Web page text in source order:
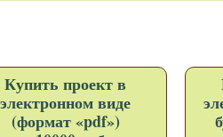
Купить проект в
электронном виде
(формат «pdf»)